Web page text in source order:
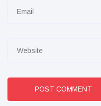
POST COMMENT